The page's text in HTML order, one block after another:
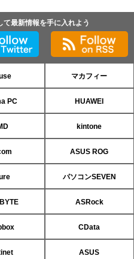
最新情報を手に入れよう
マカフィー
PC HUAWEI
kintone
ASUS ROG
パソコンSEVEN
ASRock
CData
ASUS